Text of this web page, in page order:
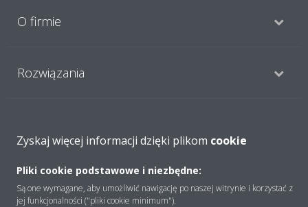
O firmie
Rozwiązania
Produkty
Zyskaj więcej informacji dzięki plikom cookie
Pliki cookie podstawowe i niezbędne:
Są one wymagane, aby umożliwić nawigację po naszej witrynie i korzystać z
jej funkcjonalności ("pliki cookie minimum").